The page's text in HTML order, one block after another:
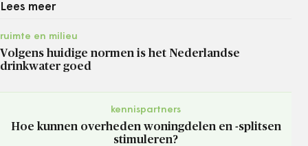
Lees meer
ruimte en milieu
Volgens huidige normen is het Nederlandse
drinkwater goed
kennispartners
Hoe kunnen overheden woningdelen en -splitsen
stimuleren?